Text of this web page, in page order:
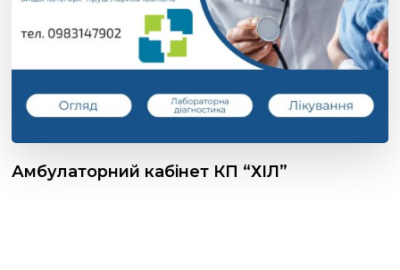
Амбулаторний кабінет КП “ХІЛ”